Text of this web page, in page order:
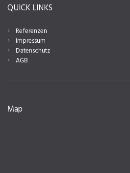
QUICK LINKS
Referenzen
Impressum
Datenschutz
AGB
Map